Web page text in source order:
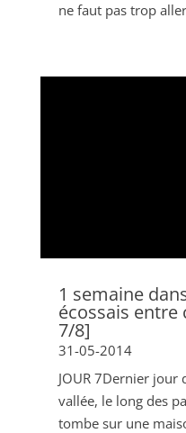
ne faut pas trop
1 semaine
écossais entre
7/8]
31-05-2014
JOUR 7Dernier
vallée, le long des
tombe sur une